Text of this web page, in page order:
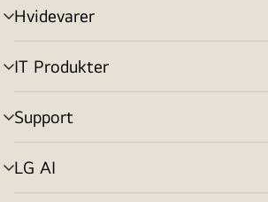
Hvidevarer
skift
menu
IT Produkter
skift
menu
Support
skift
menu
LG AI
skift
menu